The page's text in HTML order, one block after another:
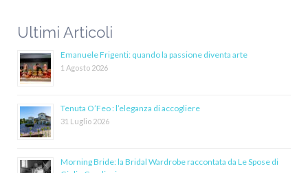
Ultimi Articoli
Emanuele Frigenti: quando la passione diventa arte
1 Agosto 2026
Tenuta O’Feo : l’eleganza di accogliere
31 Luglio 2026
Morning Bride: la Bridal Wardrobe raccontata da Le Spose di